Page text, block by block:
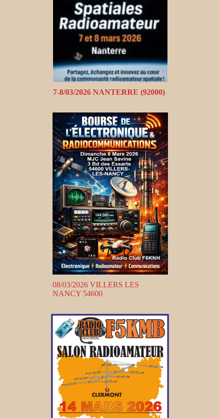
7-8/03/2026 NANTERRE (92000)
08/03/2026 VILLERS LES
NANCY 54600